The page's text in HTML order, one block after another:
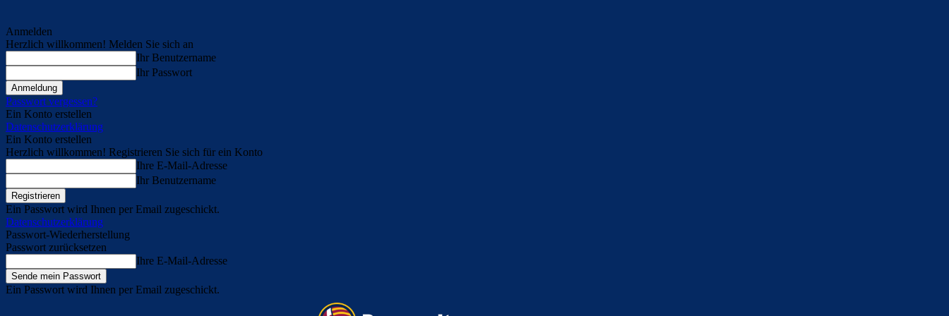
Anmelden
Herzlich willkommen! Melden Sie sich an
Ihr Benutzername
Ihr Passwort
Passwort vergessen?
Ein Konto erstellen
Datenschutzerklärung
Ein Konto erstellen
Herzlich willkommen! Registrieren Sie sich für ein Konto
Ihre E-Mail-Adresse
Ihr Benutzername
Ein Passwort wird Ihnen per Email zugeschickt.
Datenschutzerklärung
Passwort-Wiederherstellung
Passwort zurücksetzen
Ihre E-Mail-Adresse
Ein Passwort wird Ihnen per Email zugeschickt.